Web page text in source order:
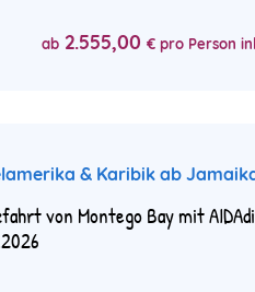
ab 2.555,00 € pro Person
& Karibik ab
von Montego Bay mit